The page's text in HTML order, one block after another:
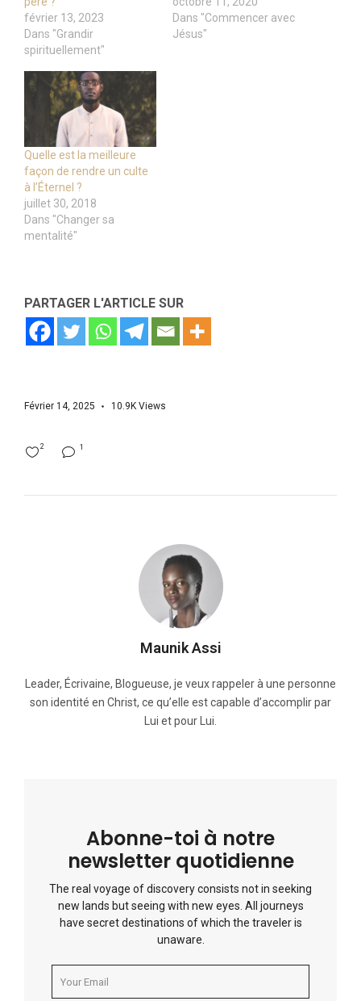
février 13, 2023
Dans "Grandir
spirituellement"
Dans "Commencer avec
Jésus"
Quelle est la meilleure
façon de rendre un culte
à l’Éternel ?
juillet 30, 2018
Dans "Changer sa
mentalité"
PARTAGER L'ARTICLE SUR
Février 14, 2025 10.9K Views
1
2
Maunik Assi
Leader, Écrivaine, Blogueuse, je veux rappeler à une personne
son identité en Christ, ce qu’elle est capable d’accomplir par
Lui et pour Lui.
Abonne-toi à notre
newsletter quotidienne
The real voyage of discovery consists not in seeking
new lands but seeing with new eyes. All journeys
have secret destinations of which the traveler is
unaware.